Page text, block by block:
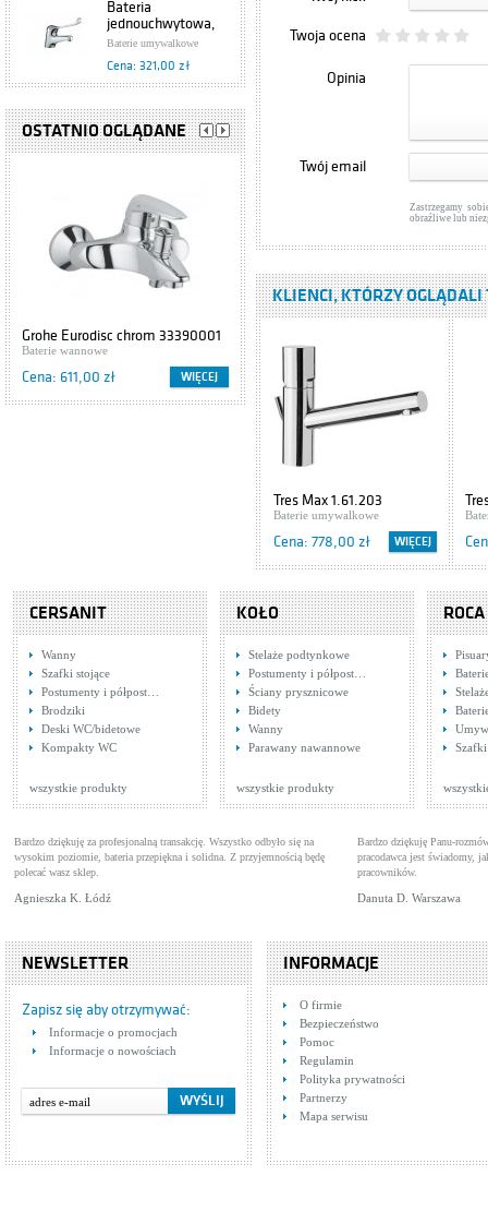
Bateria
jednouchwytowa,
umywalkowa
Specjalne 472-885-
00 Armatura
Kraków
Baterie umywalkowe
Cena: 321,00 zł
Grohe Europlus
33155002
Baterie umywalkowe
Hansgrohe Axor
Starck 10028000
Baterie umywalkowe
Cena: 2 273,00 zł
Baterie umywalkowe
Cena: 648,00 zł
Cena: 802,00 zł
Tres Monoclasic
5.47.103.02.01
Baterie umywalkowe
Cena: 835,00 zł
OSTATNIO OGLĄDANE
Grohe Eurodisc chrom 33390001
Baterie wannowe
Cena: 611,00 zł WIĘCEJ
Szafki podumywalkowe
Cena: 416,00 zł WIĘCEJ
Twoja ocena
Opinia
Twój email
Zastrzegamy
obraźliwe lub
KLIENCI, KTÓRZY
Tres Max 1.61.203
Baterie umywalkowe
Cena: 778,00 zł WIĘCEJ
Tres Max 134122
Cena: 648,00 zł WIĘCEJ
Baterie umywalkowe
Cena: 742,00 zł
CERSANIT
Wanny
Szafki stojące
Postumenty i półpost…
Brodziki
Deski WC/bidetowe
Kompakty WC
wszystkie produkty
KOŁO
Stelaże podtynkowe
Postumenty i półpost…
Ściany prysznicowe
Bidety
Wanny
Parawany nawannowe
wszystkie produkty
ROCA
Bardzo dziękuję za profesjonalną transakcję. Wszystko odbyło się na
wysokim poziomie, bateria przepiękna i solidna. Z przyjemnością będę
polecać wasz sklep.
Agnieszka K. Łódź
Bardzo dziękuję Panu-
pracodawca jest świadomy,
pracowników.
Danuta D. Warszawa
NEWSLETTER
Zapisz się aby otrzymywać:
Informacje o promocjach
Informacje o nowościach
INFORMACJE
O firmie
Bezpieczeństwo
Pomoc
Regulamin
Polityka prywatności
Partnerzy
Mapa serwisu